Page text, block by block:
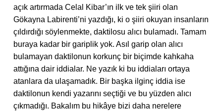
açık artırmada Celal Kibar’ın ilk ve tek şiiri olan
Gökayna Labirenti’ni yazdığı, ki o şiiri okuyan insanların
çıldırdığı söylenmekte, daktilosu alıcı bulamadı. Tamam
buraya kadar bir gariplik yok. Asıl garip olan alıcı
bulamayan daktilonun korkunç bir biçimde kahkaha
attığına dair iddialar. Ne yazık ki bu iddiaları ortaya
atanlara da ulaşamadık. Bir başka ilginç iddia ise
daktilonun kendi yazarını seçtiği ve bu yüzden alıcı
çıkmadığı. Bakalım bu hikâye bizi daha nerelere